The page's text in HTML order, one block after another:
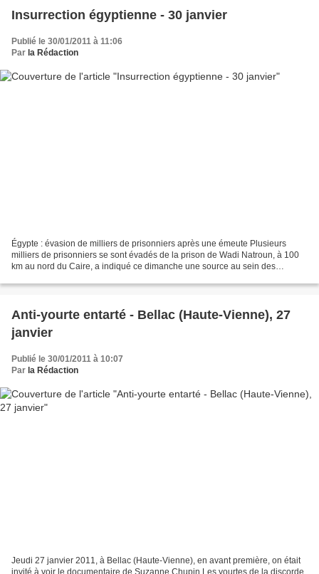
Insurrection égyptienne - 30 janvier
Publié le 30/01/2011 à 11:06
Par la Rédaction
Égypte : évasion de milliers de prisonniers après une émeute Plusieurs
milliers de prisonniers se sont évadés de la prison de Wadi Natroun, à 100
km au nord du Caire, a indiqué ce dimanche une source au sein des
Anti-yourte entarté - Bellac (Haute-Vienne), 27
janvier
Publié le 30/01/2011 à 10:07
Par la Rédaction
Jeudi 27 janvier 2011, à Bellac (Haute-Vienne), en avant première, on était
invité à voir le documentaire de Suzanne Chupin Les yourtes de la discorde